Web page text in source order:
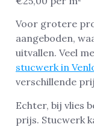
Voor grotere
aangeboden,
uitvallen. Veel
stucwerk in
verschillende
Echter, bij vlies
prijs. Stucwerk